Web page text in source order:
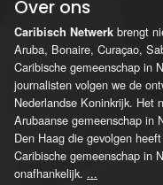
Over ons
Caribisch Netwerk brengt
Aruba, Bonaire, Curaçao,
Caribische gemeenschap in
journalisten volgen we de
Nederlandse Koninkrijk. Het
Arubaanse gemeenschap in
Den Haag die gevolgen
Caribische gemeenschap in
onafhankelijk. ...